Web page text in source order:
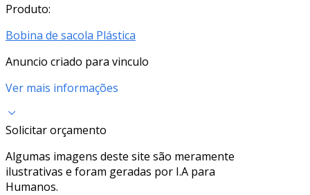
Produto:
Bobina de sacola Plástica
Anuncio criado para vinculo
Ver mais informações
Solicitar orçamento
Algumas imagens deste site são meramente
ilustrativas e foram geradas por I.A para
Humanos.